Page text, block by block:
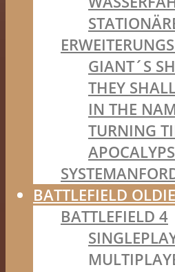
GIANT´S
THEY
IN THE
TURNING
BATTLEFIELD
BATTLEFIELD 4